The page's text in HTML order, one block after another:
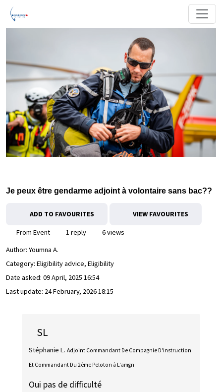
Je peux être gendarme adjoint à volontaire sans bac??
ADD TO FAVOURITES VIEW FAVOURITES
From Event 1 reply
6 views
Author: Youmna A.
Category: Eligibility advice, Eligibility
Date asked: 09 April, 2025 16:54
Last update: 24 February, 2026 18:15
SL
Stéphanie L. Adjoint Commandant De Compagnie D'instruction
Et Commandant Du 2ème Peloton à L'amgn
Oui pas de difficulté